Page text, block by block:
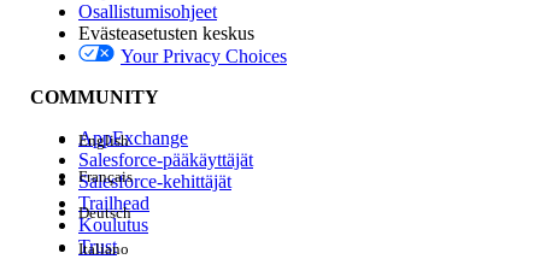
Edition
Kokemus
Osallistumisohjeet
Evästeasetusten keskus
Your Privacy Choices
COMMUNITY
AppExchange
Salesforce-pääkäyttäjät
Salesforce-kehittäjät
Trailhead
Koulutus
Trust
English
Français
Deutsch
Italiano